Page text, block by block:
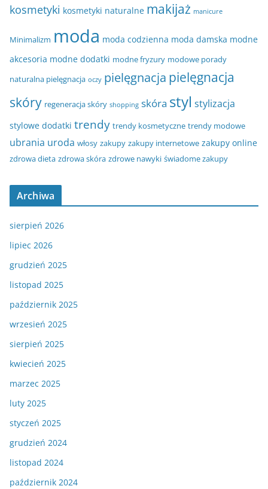
kosmetyki kosmetyki naturalne makijaż manicure
Minimalizm moda moda codzienna moda damska modne
akcesoria modne dodatki modne fryzury modowe porady
naturalna pielęgnacja oczy pielęgnacja pielęgnacja
skóry regeneracja skóry shopping skóra styl stylizacja
stylowe dodatki trendy trendy kosmetyczne trendy modowe
ubrania uroda włosy zakupy zakupy internetowe zakupy online
zdrowa dieta zdrowa skóra zdrowe nawyki świadome zakupy
Archiwa
sierpień 2026
lipiec 2026
grudzień 2025
listopad 2025
październik 2025
wrzesień 2025
sierpień 2025
kwiecień 2025
marzec 2025
luty 2025
styczeń 2025
grudzień 2024
listopad 2024
październik 2024